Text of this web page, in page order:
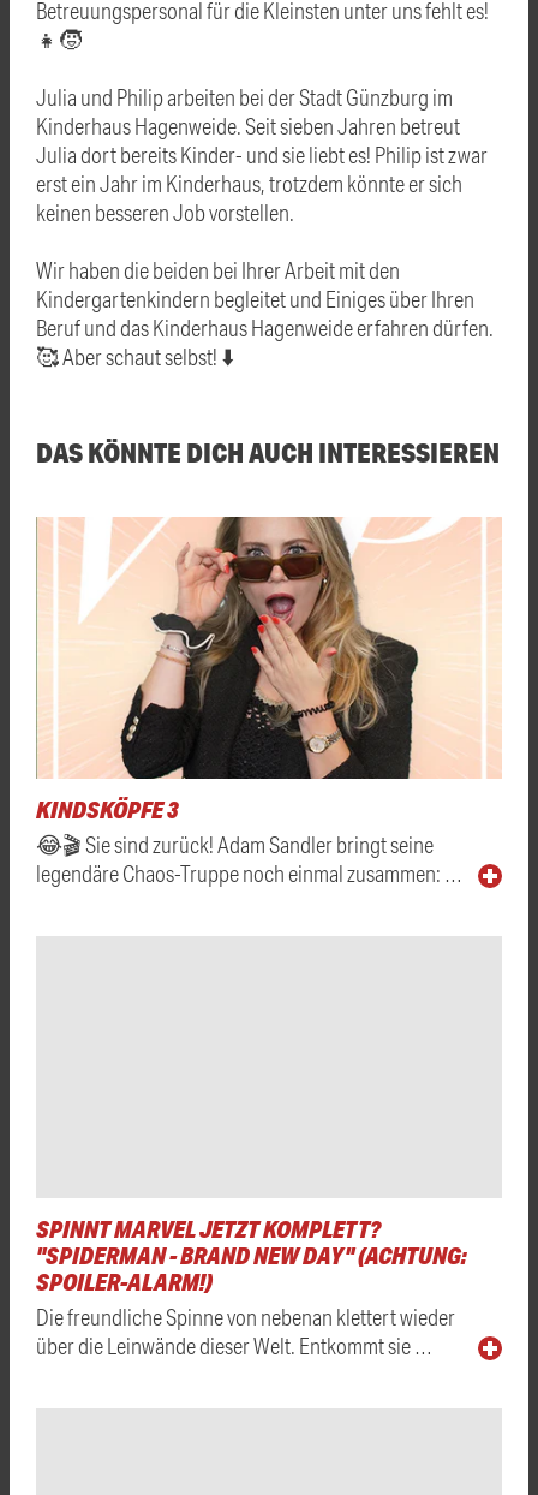
Betreuungspersonal für die Kleinsten unter uns fehlt es!
👧🧒
Julia und Philip arbeiten bei derStadt Günzburg im
Kinderhaus Hagenweide. Seit sieben Jahren betreut
Julia dort bereits Kinder- und sie liebt es! Philip ist zwar
erst ein Jahr im Kinderhaus, trotzdem könnte er sich
keinen besseren Job vorstellen.
Wir haben die beiden bei Ihrer Arbeit mit den
Kindergartenkindern begleitet und Einiges über Ihren
Beruf und das Kinderhaus Hagenweide erfahren dürfen.
🥰 Aber schaut selbst! ⬇️
DAS KÖNNTE DICH AUCH INTERESSIEREN
KINDSKÖPFE 3
😂🎬 Sie sind zurück! Adam Sandler bringt seine
legendäre Chaos-Truppe noch einmal zusammen: …
SPINNT MARVEL JETZT KOMPLETT?
"SPIDERMAN - BRAND NEW DAY" (ACHTUNG:
SPOILER-ALARM!)
Die freundliche Spinne von nebenan klettert wieder
über die Leinwände dieser Welt. Entkommt sie …